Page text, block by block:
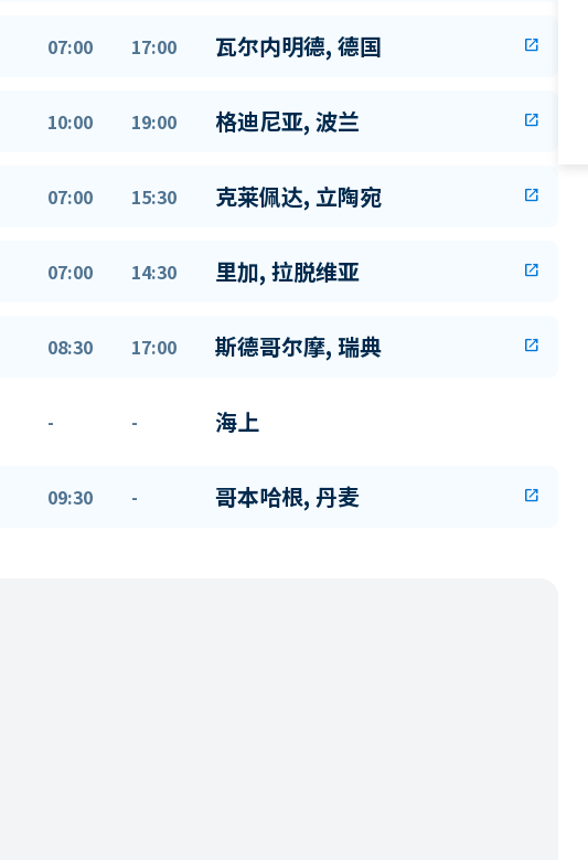
07:00 17:00 瓦尔内明德, 德国 open_in_new
10:00 19:00 格迪尼亚, 波兰 open_in_new
07:00 15:30 克莱佩达, 立陶宛 open_in_new
07:00 14:30 里加, 拉脱维亚 open_in_new
08:30 17:00 斯德哥尔摩, 瑞典 open_in_new
- - 海上
09:30 - 哥本哈根, 丹麦 open_in_new